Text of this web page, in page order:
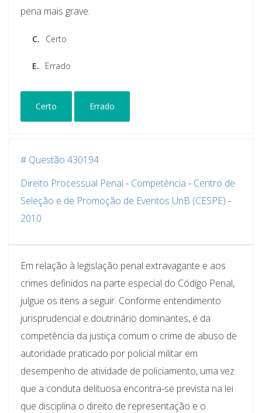
pena mais grave.
C. Certo
E. Errado
Certo Errado
# Questão 430194
Direito Processual Penal - Competência - Centro de
Seleção e de Promoção de Eventos UnB (CESPE) -
2010
Em relação à legislação penal extravagante e aos
crimes definidos na parte especial do Código Penal,
julgue os itens a seguir. Conforme entendimento
jurisprudencial e doutrinário dominantes, é da
competência da justiça comum o crime de abuso de
autoridade praticado por policial militar em
desempenho de atividade de policiamento, uma vez
que a conduta delituosa encontra-se prevista na lei
que disciplina o direito de representação e o